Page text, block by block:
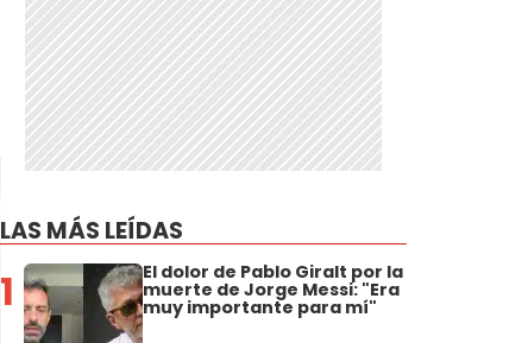
LAS MÁS LEÍDAS
1 El dolor de Pablo Giralt por la
muerte de Jorge Messi: "Era
muy importante para mí"